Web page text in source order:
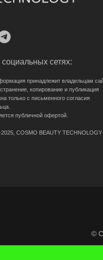
сетях:
принадлежит владельцам
копирование и публикация
только с письменного согласия
публичной офертой.
COSMO BEAUTY TECHNOLOGY
©